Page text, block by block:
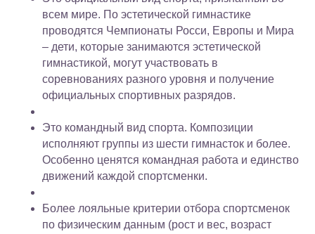
всем мире. По эстетической гимнастике
проводятся Чемпионаты Росси, Европы и Мира
– дети, которые занимаются эстетической
гимнастикой, могут участвовать в
соревнованиях разного уровня и получение
официальных спортивных разрядов.
Это командный вид спорта. Композиции
исполняют группы из шести гимнасток и более.
Особенно ценятся командная работа и единство
движений каждой спортсменки.
Более лояльные критерии отбора спортсменок
по физическим данным (рост и вес, возраст